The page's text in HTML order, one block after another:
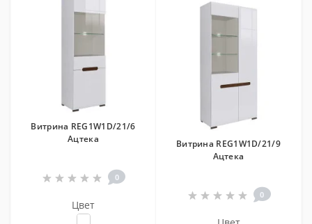
Витрина REG1W1D/21/6
Ацтека
0
Цвет
Витрина REG1W1D/21/9
Ацтека
0